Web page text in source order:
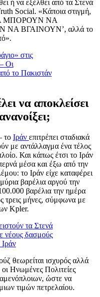
ή να εξέλθει από τα Στενά
Social. «Κάποια στιγμή,
ΝΑ ΜΠΟΡΟΥΝ ΝΑ
ΒΓΑΙΝΟΥΝ’, αλλά το
στις
Οι
το Πακιστάν
να αποκλείσει
το Ιράν επιτρέπει σταδιακά
με αντάλλαγμα ένα τέλος
Και κάπως έτσι το Ιράν
μέσα και έξω από την
το Ιράν είχε καταφέρει
βαρέλια αργού την
βαρέλια την ημέρα
τρεις μήνες, σύμφωνα με
Kpler.
τα Στενά
νέους δασμούς
θεωρείται ισχυρός αλλά
οι Ηνωμένες Πολιτείες
ώστε να
τιμών πετρελαίου.